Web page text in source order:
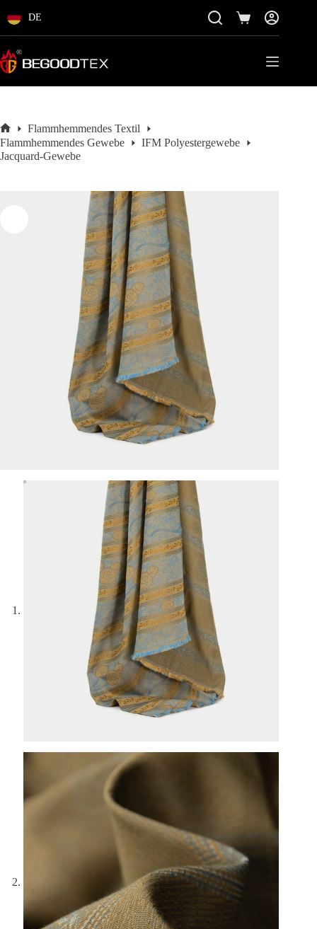
Inhalt
DE Einkaufswagen
Startseite
Flammhemmendes Textil
Flammhemmendes Gewebe
IFM Polyestergewebe
Jacquard-Gewebe